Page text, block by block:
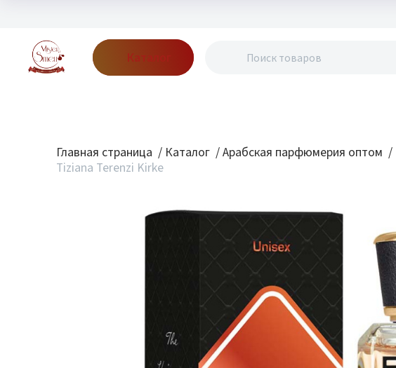
Каталог
Главная страница / Каталог / Арабская парфюмерия оптом /
Tiziana Terenzi Kirke